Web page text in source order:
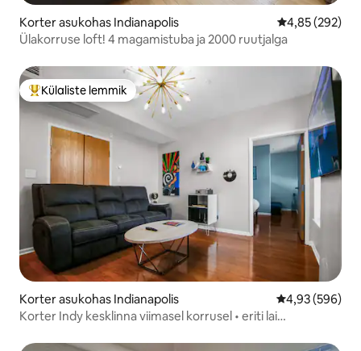
Korter asukohas Indianapolis Keskmine
4,85 (292)
Ülakorruse loft! 4 magamistuba ja 2000 ruutjalga
Külaliste suur lemmik
Külaliste lemmik
Korter asukohas Indianapolis Keskmine
4,93 (596)
Korter Indy kesklinna viimasel korrusel • eriti lai